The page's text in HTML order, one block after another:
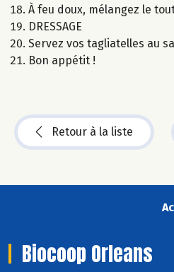
À feu doux, mélangez le
DRESSAGE
Servez vos tagliatelles au
Bon appétit !
Retour à la liste
Biocoop Orleans